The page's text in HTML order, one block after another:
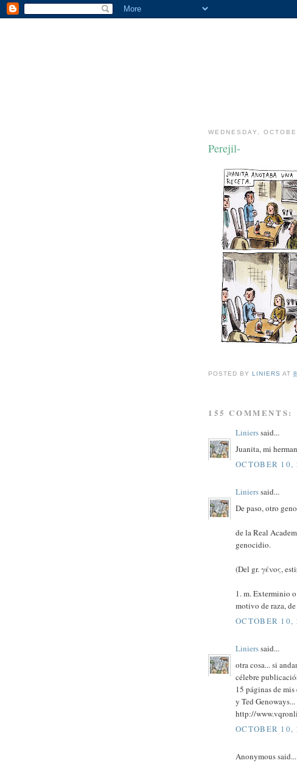
WEDNESDAY,
Perejil-
POSTED BY LINIERS AT
155 COMMENTS:
Linierssaid...
Juanita, mi
OCTOBER 10,
Linierssaid...
De paso, otro
de la Real
genocidio.
(Del gr. γένος,
1. m. Exterminio
motivo de raza,
OCTOBER 10,
Linierssaid...
otra cosa... si
célebre
15 páginas de
y Ted Genoways...
http://
OCTOBER 10,
Anonymous said...